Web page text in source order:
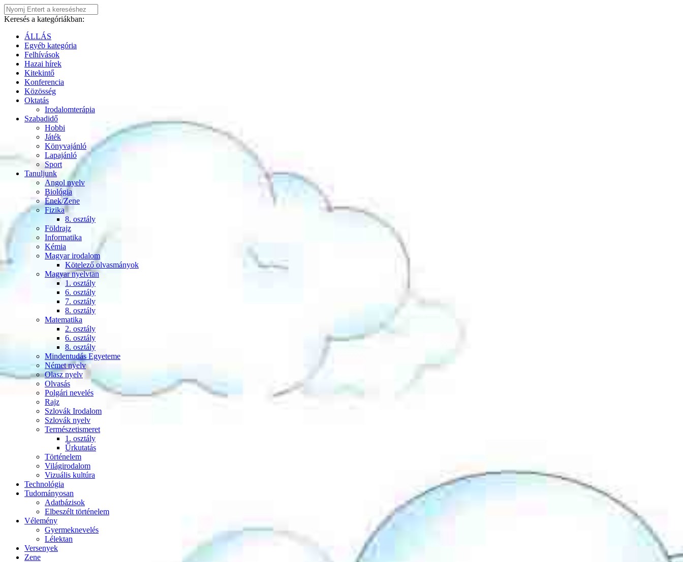
Keresés a kategóriákban:
ÁLLÁS
Egyéb kategória
Felhívások
Hazai hírek
Kitekintő
Konferencia
Közösség
Oktatás
Irodalomterápia
Szabadidő
Hobbi
Játék
Könyvajánló
Lapajánló
Sport
Tanuljunk
Angol nyelv
Biológia
Ének/Zene
Fizika
8. osztály
Földrajz
Informatika
Kémia
Magyar irodalom
Kötelező olvasmányok
Magyar nyelvtan
1. osztály
6. osztály
7. osztály
8. osztály
Matematika
2. osztály
6. osztály
8. osztály
Mindentudás Egyeteme
Német nyelv
Olasz nyelv
Olvasás
Polgári nevelés
Rajz
Szlovák Irodalom
Szlovák nyelv
Természetismeret
1. osztály
Űrkutatás
Történelem
Világirodalom
Vizuális kultúra
Technológia
Tudományosan
Adatbázisok
Elbeszélt történelem
Vélemény
Gyermeknevelés
Lélektan
Versenyek
Zene